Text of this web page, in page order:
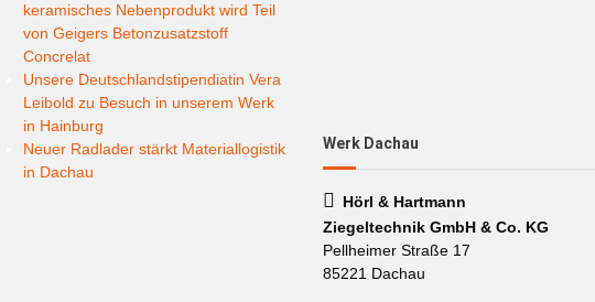
keramisches Nebenprodukt wird Teil
von Geigers Betonzusatzstoff
Concrelat
Unsere Deutschlandstipendiatin Vera
Leibold zu Besuch in unserem Werk
in Hainburg
Neuer Radlader stärkt Materiallogistik
in Dachau
Werk Dachau
Hörl & Hartmann
Ziegeltechnik GmbH & Co. KG
Pellheimer Straße 17
85221 Dachau